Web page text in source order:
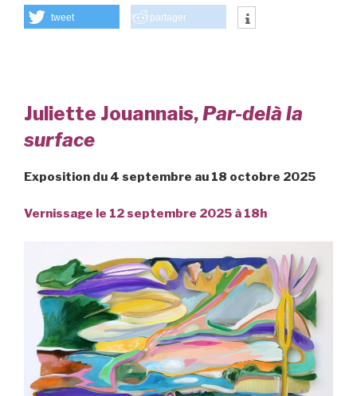
tweet partager
Juliette Jouannais,Par-delà la
surface
Exposition du 4 septembre au 18 octobre 2025
Vernissage le 12 septembre 2025 à 18h